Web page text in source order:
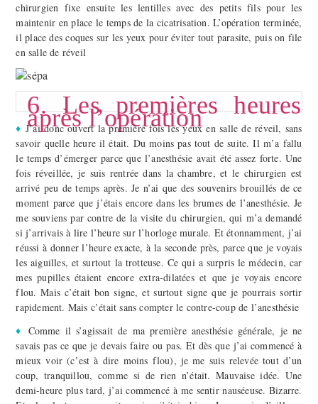
chirurgien fixe ensuite les lentilles avec des petits fils pour les
maintenir en place le temps de la cicatrisation. L’opération terminée,
il place des coques sur les yeux pour éviter tout parasite, puis on file
en salle de réveil
6. Les premières heures
après l’opération
♦ J’ai donc ouvert la première fois les yeux en salle de réveil, sans
savoir quelle heure il était. Du moins pas tout de suite. Il m’a fallu
le temps d’émerger parce que l’anesthésie avait été assez forte. Une
fois réveillée, je suis rentrée dans la chambre, et le chirurgien est
arrivé peu de temps après. Je n’ai que des souvenirs brouillés de ce
moment parce que j’étais encore dans les brumes de l’anesthésie. Je
me souviens par contre de la visite du chirurgien, qui m’a demandé
si j’arrivais à lire l’heure sur l’horloge murale. Et étonnamment, j’ai
réussi à donner l’heure exacte, à la seconde près, parce que je voyais
les aiguilles, et surtout la trotteuse. Ce qui a surpris le médecin, car
mes pupilles étaient encore extra-dilatées et que je voyais encore
flou. Mais c’était bon signe, et surtout signe que je pourrais sortir
rapidement. Mais c’était sans compter le contre-coup de l’anesthésie
♦ Comme il s’agissait de ma première anesthésie générale, je ne
savais pas ce que je devais faire ou pas. Et dès que j’ai commencé à
mieux voir (c’est à dire moins flou), je me suis relevée tout d’un
coup, tranquillou, comme si de rien n’était. Mauvaise idée. Une
demi-heure plus tard, j’ai commencé à me sentir nauséeuse. Bizarre.